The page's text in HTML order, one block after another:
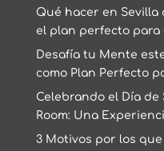
Qué hacer en Sevilla
el plan perfecto
Desafía tu Mente
como Plan Perfecto
Celebrando el Día de
Room: Una
3 Motivos por los